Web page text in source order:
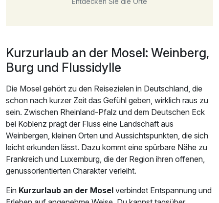
Kurzurlaub an der Mosel: Weinberg,
Burg und Flussidylle
Die Mosel gehört zu den Reisezielen in Deutschland, die
schon nach kurzer Zeit das Gefühl geben, wirklich raus zu
sein. Zwischen Rheinland-Pfalz und dem Deutschen Eck
bei Koblenz prägt der Fluss eine Landschaft aus
Weinbergen, kleinen Orten und Aussichtspunkten, die sich
leicht erkunden lässt. Dazu kommt eine spürbare Nähe zu
Frankreich und Luxemburg, die der Region ihren offenen,
genussorientierten Charakter verleiht.
Ein Kurzurlaub an der Mosel verbindet Entspannung und